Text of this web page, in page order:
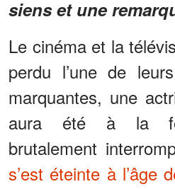
siens et une
Le cinéma et la
perdu l’une de
marquantes, une
aura été à la
brutalement
s’est éteinte à l’âge